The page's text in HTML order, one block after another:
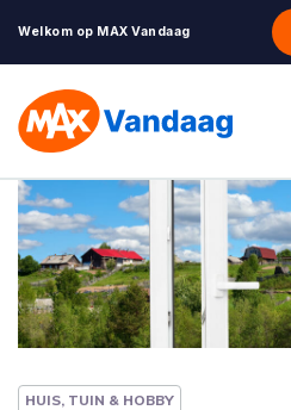
Welkom op MAX Vandaag
HUIS, TUIN & HOBBY